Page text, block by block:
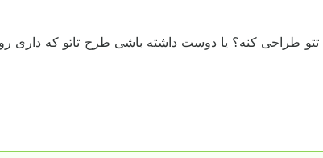
طراحی کنه؟ یا دوست داشته باشی طرح تاتو که